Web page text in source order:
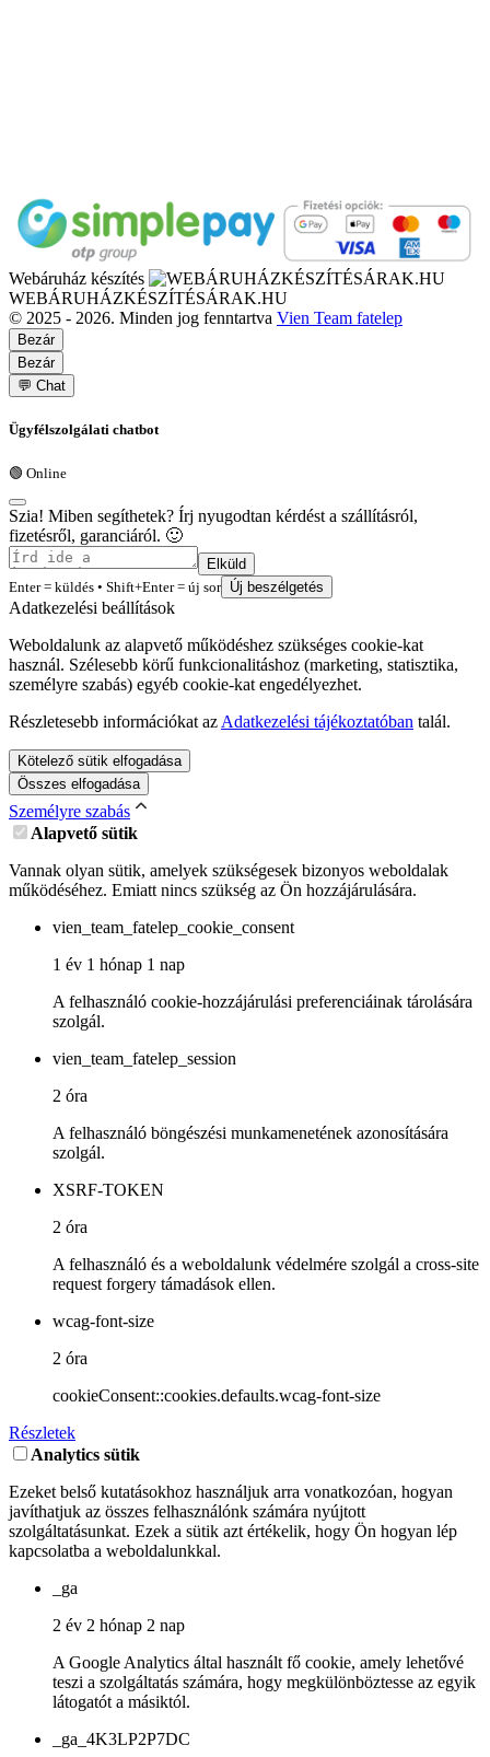
Webáruház készítés
WEBÁRUHÁZKÉSZÍTÉSÁRAK.HU
© 2025 - 2026. Minden jog fenntartva Vien Team fatelep
Bezár
Bezár
💬 Chat
Ügyfélszolgálati chatbot
🟢 Online
Szia! Miben segíthetek? Írj nyugodtan kérdést a szállításról,
fizetésről, garanciáról. 🙂
Elküld
Enter = küldés • Shift+Enter = új sor Új beszélgetés
Adatkezelési beállítások
Weboldalunk az alapvető működéshez szükséges cookie-kat
használ. Szélesebb körű funkcionalitáshoz (marketing, statisztika,
személyre szabás) egyéb cookie-kat engedélyezhet.
Részletesebb információkat az Adatkezelési tájékoztatóban talál.
Kötelező sütik elfogadása
Összes elfogadása
Személyre szabás
Alapvető sütik
Vannak olyan sütik, amelyek szükségesek bizonyos weboldalak
működéséhez. Emiatt nincs szükség az Ön hozzájárulására.
vien_team_fatelep_cookie_consent
1 év 1 hónap 1 nap
A felhasználó cookie-hozzájárulási preferenciáinak tárolására
szolgál.
vien_team_fatelep_session
2 óra
A felhasználó böngészési munkamenetének azonosítására
szolgál.
XSRF-TOKEN
2 óra
A felhasználó és a weboldalunk védelmére szolgál a cross-site
request forgery támadások ellen.
wcag-font-size
2 óra
cookieConsent::cookies.defaults.wcag-font-size
Részletek
Analytics sütik
Ezeket belső kutatásokhoz használjuk arra vonatkozóan, hogyan
javíthatjuk az összes felhasználónk számára nyújtott
szolgáltatásunkat. Ezek a sütik azt értékelik, hogy Ön hogyan lép
kapcsolatba a weboldalunkkal.
_ga
2 év 2 hónap 2 nap
A Google Analytics által használt fő cookie, amely lehetővé
teszi a szolgáltatás számára, hogy megkülönböztesse az egyik
látogatót a másiktól.
_ga_4K3LP2P7DC